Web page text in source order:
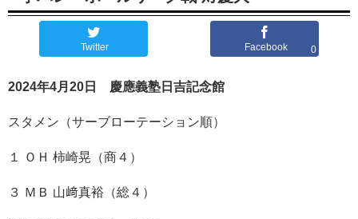
Twitter Facebook 0
2024年4月20日 慶應義塾日吉記念館
スタメン（サーブローテーション順）
１ ＯＨ 柿崎晃（商４）
３ ＭＢ 山﨑真裕（総４）